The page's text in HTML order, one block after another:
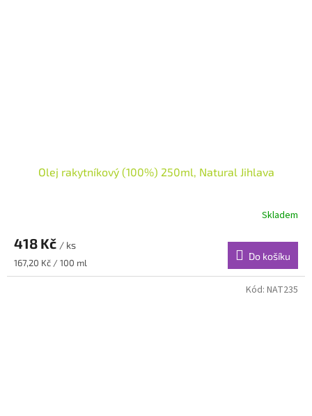
Olej rakytníkový (100%) 250ml, Natural Jihlava
Skladem
418 Kč / ks
Měrná
cena:
167,20 Kč / 100 ml
Do košíku
Kód: NAT235